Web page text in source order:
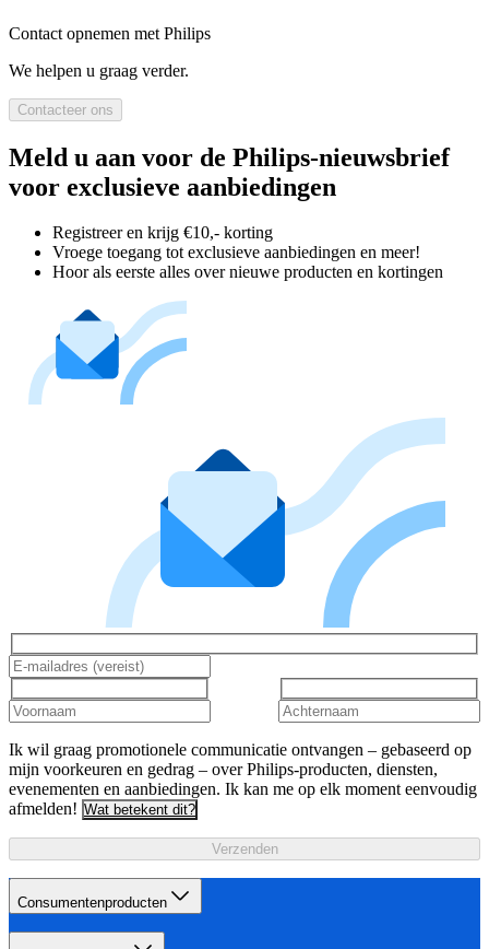
Contact opnemen met Philips
We helpen u graag verder.
Contacteer ons
Meld u aan voor de Philips-nieuwsbrief
voor exclusieve aanbiedingen
Registreer en krijg €10,- korting
Vroege toegang tot exclusieve aanbiedingen en meer!
Hoor als eerste alles over nieuwe producten en kortingen
Ik wil graag promotionele communicatie ontvangen – gebaseerd op
mijn voorkeuren en gedrag – over Philips-producten, diensten,
evenementen en aanbiedingen. Ik kan me op elk moment eenvoudig
afmelden! Wat betekent dit?
Verzenden
Consumentenproducten